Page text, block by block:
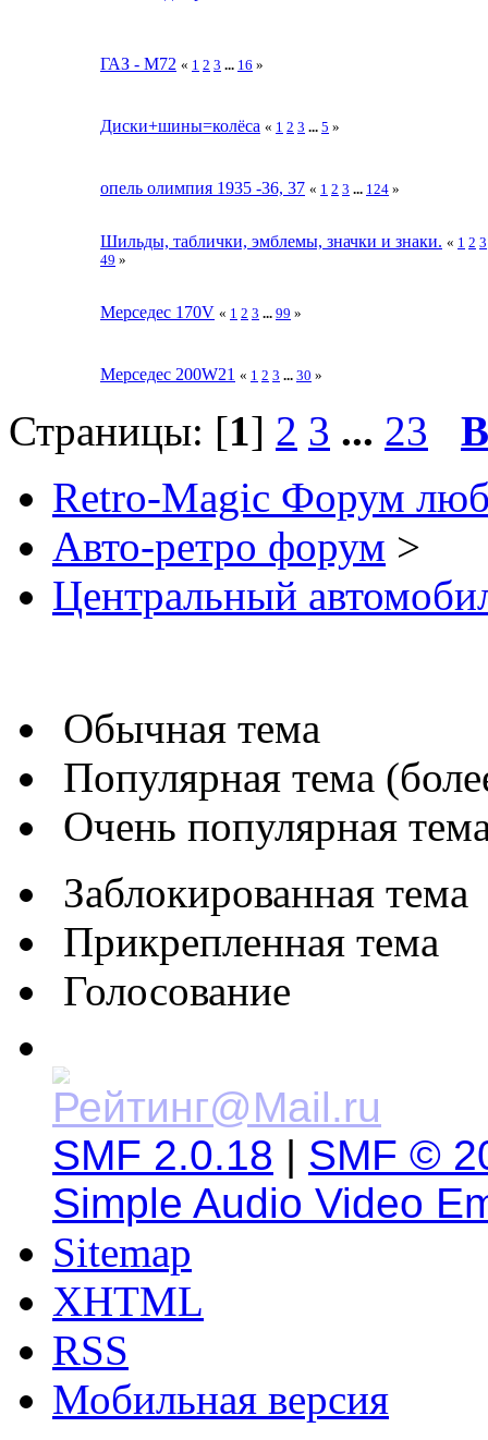
ГАЗ - М72 « 1 2 3 ... 16 »
Диски+шины=колёса « 1 2 3 ... 5 »
опель олимпия 1935 -36, 37 « 1 2 3 ... 124 »
Шильды, таблички, эмблемы, значки и знаки. « 1 2 3
49 »
Мерседес 170V « 1 2 3 ... 99 »
Мерседес 200W21 « 1 2 3 ... 30 »
Страницы: [1] 2 3 ... 23
Retro-Magic Форум
Авто-ретро форум >
Центральный
Обычная тема
Популярная тема
Очень популярная
Заблокированная тема
Прикрепленная тема
Голосование
SMF 2.0.18 | SMF ©
Simple Audio Video
Sitemap
XHTML
RSS
Мобильная версия